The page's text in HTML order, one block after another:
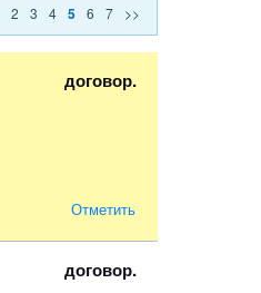
2 3 4 5 6 7 >>
договор.
Отметить
договор.